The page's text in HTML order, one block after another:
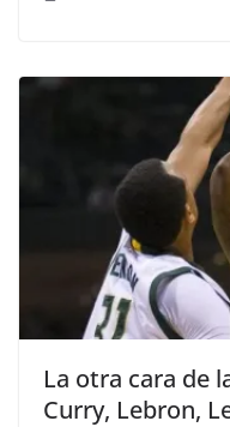
La otra cara de
Curry, Lebron,